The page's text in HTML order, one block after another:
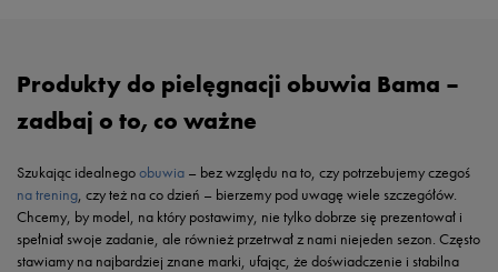
Produkty do pielęgnacji obuwia Bama –
zadbaj o to, co ważne
Szukając idealnegoobuwia – bez względu na to, czy potrzebujemy czegoś
na trening, czy też na co dzień – bierzemy pod uwagę wiele szczegółów.
Chcemy, by model, na który postawimy, nie tylko dobrze się prezentował i
spełniał swoje zadanie, ale również przetrwał z nami niejeden sezon. Często
stawiamy na najbardziej znane marki, ufając, że doświadczenie i stabilna